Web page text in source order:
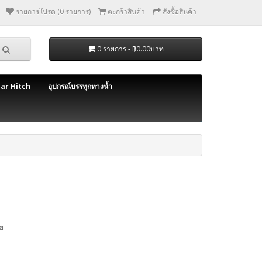
รายการโปรด (0 รายการ) ตะกร้าสินค้า สั่งซื้อสินค้า
0 รายการ - ฿0.00บาท
Hitch อุปกรณ์บรรทุกทางน้ำ